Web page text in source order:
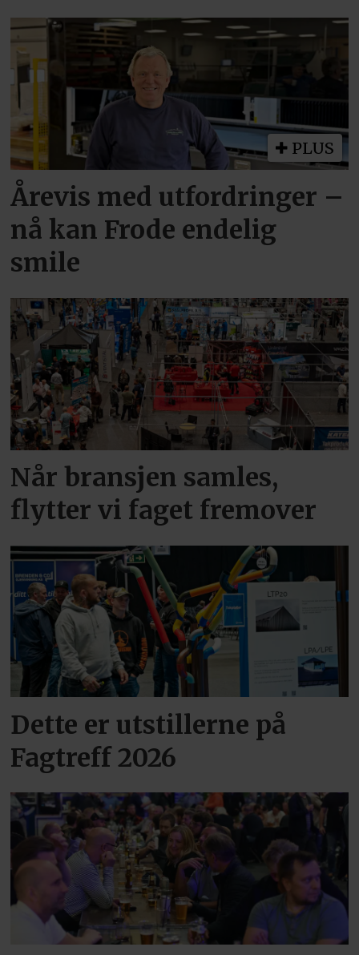
PLUS
Årevis med utfordringer –
nå kan Frode endelig
smile
Når bransjen samles,
flytter vi faget fremover
Dette er utstillerne på
Fagtreff 2026